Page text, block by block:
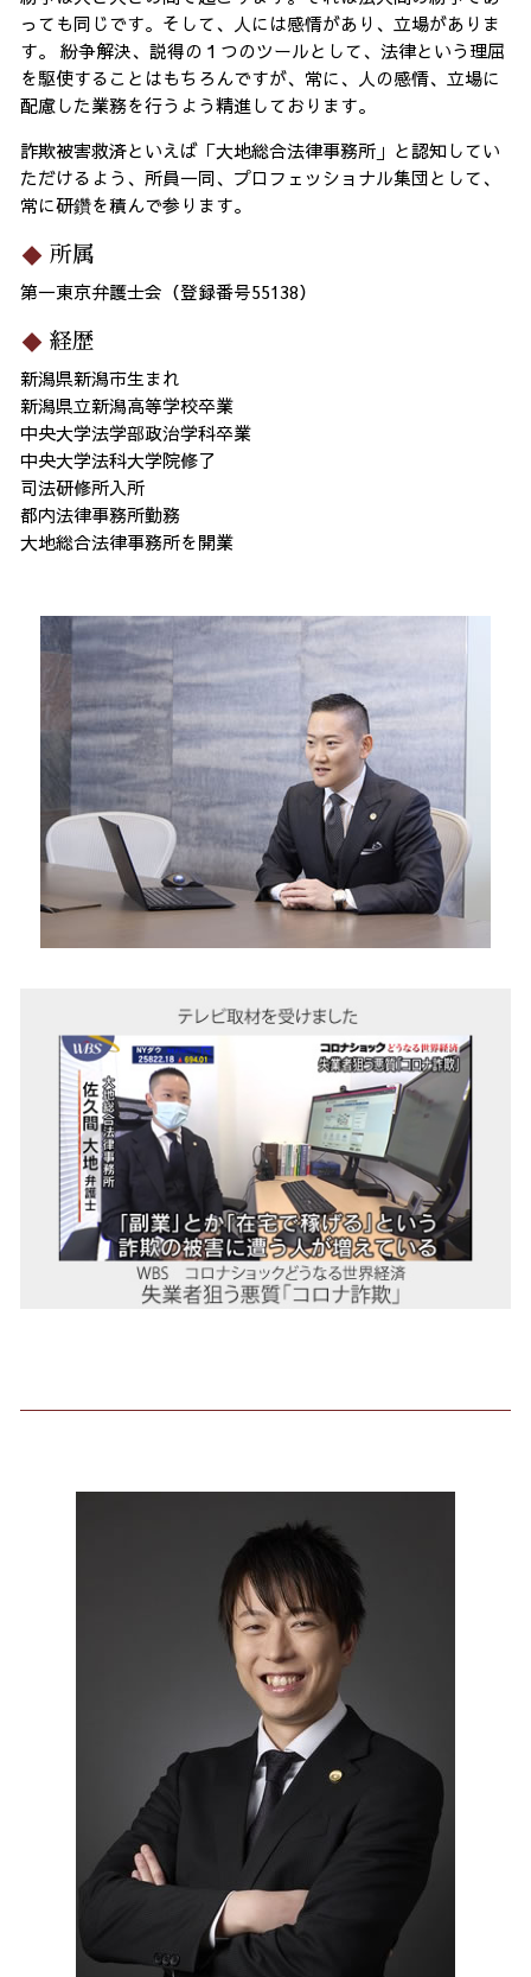
っても同じです。そして、人には感情があり、立場がありま
す。 紛争解決、説得の１つのツールとして、法律という理屈
を駆使することはもちろんですが、常に、人の感情、立場に
配慮した業務を行うよう精進しております。
詐欺被害救済といえば「大地総合法律事務所」と認知してい
ただけるよう、所員一同、プロフェッショナル集団として、
常に研鑽を積んで参ります。
所属
第一東京弁護士会（登録番号55138）
経歴
新潟県新潟市生まれ
新潟県立新潟高等学校卒業
中央大学法学部政治学科卒業
中央大学法科大学院修了
司法研修所入所
都内法律事務所勤務
大地総合法律事務所を開業